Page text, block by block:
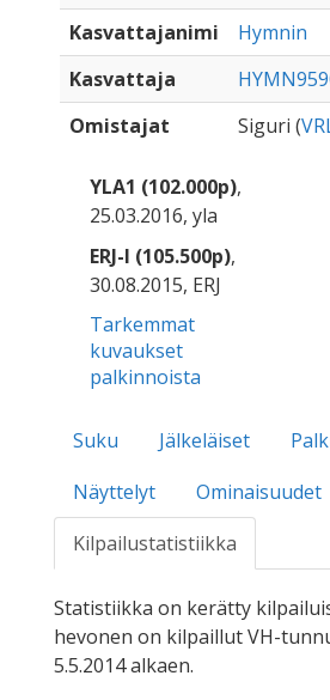
Kasvattajanimi
Hymnin
Kasvattaja
Omistajat
Siguri (
YLA1 (102.000p),
25.03.2016, yla
ERJ-I (105.500p),
30.08.2015, ERJ
Tarkemmat
kuvaukset
palkinnoista
Suku Jälkeläiset
Näyttelyt
Ominaisuudet
Kilpailustatistiikka
Statistiikka on kerätty
hevonen on kilpaillut VH-
5.5.2014 alkaen.